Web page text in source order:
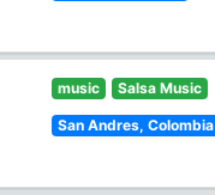
music Salsa Music
San Andres, Colombia